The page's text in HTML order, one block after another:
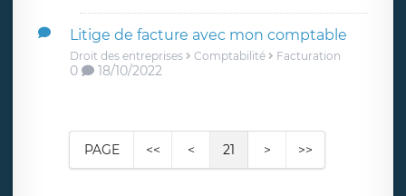
Litige de facture avec mon comptable
Droit des entreprises Comptabilité Facturation
0 18/10/2022
PAGE << < 21 > >>